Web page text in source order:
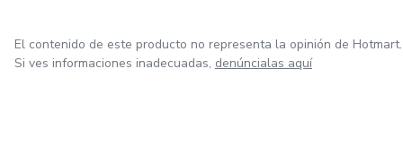
El contenido de este producto no representa la opinión de Hotmart.
Si ves informaciones inadecuadas, denúncialas aquí